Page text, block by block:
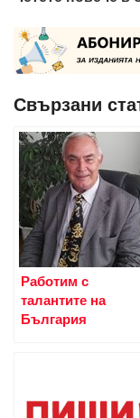
Свързани
Работим с
талантите на
България